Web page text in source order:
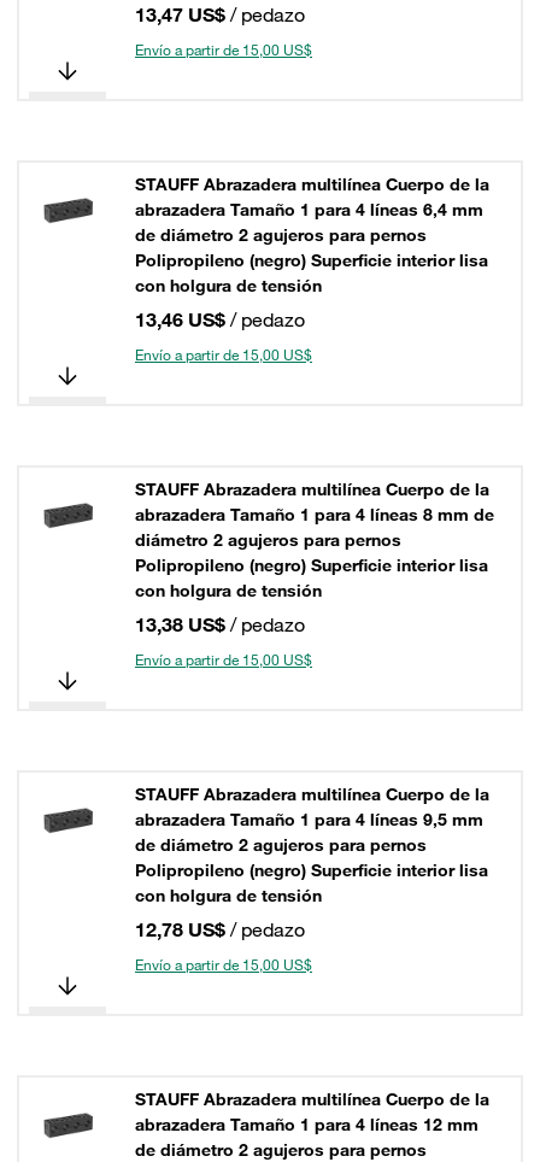
13,47 US$ / pedazo
Envío a partir de 15,00 US$
STAUFF Abrazadera multilínea Cuerpo de la
abrazadera Tamaño 1 para 4 líneas 6,4 mm
de diámetro 2 agujeros para pernos
Polipropileno (negro) Superficie interior lisa
con holgura de tensión
13,46 US$ / pedazo
Envío a partir de 15,00 US$
STAUFF Abrazadera multilínea Cuerpo de la
abrazadera Tamaño 1 para 4 líneas 8 mm de
diámetro 2 agujeros para pernos
Polipropileno (negro) Superficie interior lisa
con holgura de tensión
13,38 US$ / pedazo
Envío a partir de 15,00 US$
STAUFF Abrazadera multilínea Cuerpo de la
abrazadera Tamaño 1 para 4 líneas 9,5 mm
de diámetro 2 agujeros para pernos
Polipropileno (negro) Superficie interior lisa
con holgura de tensión
12,78 US$ / pedazo
Envío a partir de 15,00 US$
STAUFF Abrazadera multilínea Cuerpo de la
abrazadera Tamaño 1 para 4 líneas 12 mm
de diámetro 2 agujeros para pernos